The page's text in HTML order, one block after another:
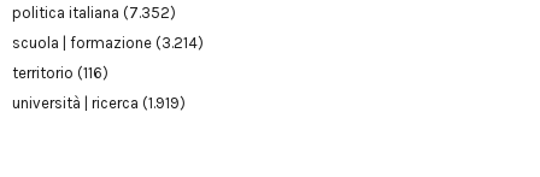
politica italiana (7.352)
scuola | formazione (3.214)
territorio (116)
università | ricerca (1.919)